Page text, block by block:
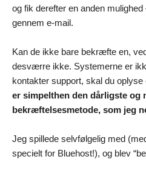
og fik derefter en anden
gennem e-mail.
Kan de ikke bare bekræfte en,
desværre ikke. Systemerne er
kontakter support, skal du
er simpelthen den dårligste og
bekræftelsesmetode, som jeg
Jeg spillede selvfølgelig med
specielt for Bluehost!), og blev